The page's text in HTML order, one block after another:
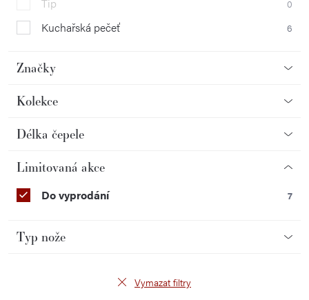
0
Kuchařská pečeť 6
Značky
Kolekce
Délka čepele
Limitovaná akce
Do vyprodání 7
Typ nože
Vymazat filtry